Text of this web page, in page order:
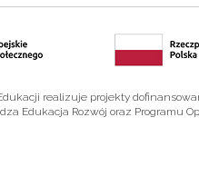
realizuje projekty
Edukacja Rozwój oraz Programu